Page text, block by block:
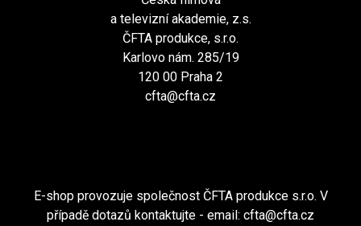
a televizní akademie, z.s.
ČFTA produkce, s.r.o.
Karlovo nám. 285/19
120 00 Praha 2
cfta@cfta.cz
E-shop provozuje společnost ČFTA produkce s.r.o. V
případě dotazů kontaktujte - email: cfta@cfta.cz